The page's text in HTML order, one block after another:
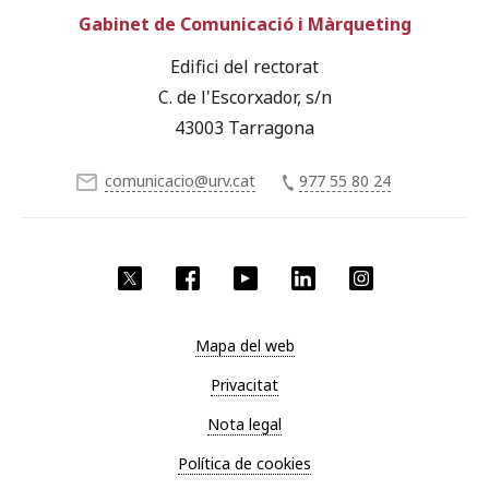
Facebook YouTube LinkedIn
Gabinet de Comunicació i Màrqueting
Edifici del rectorat
C. de l'Escorxador, s/n
43003 Tarragona
comunicacio@urv.cat 977 55 80 24
Mapa del web
Privacitat
Nota legal
Política de cookies